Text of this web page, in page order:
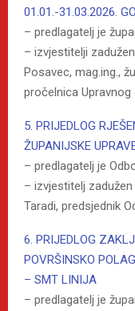
01.01.-31.03.2026.
– predlagatelj je
– izvjestitelji
Posavec, mag.ing.,
pročelnica
5. PRIJEDLOG
ŽUPANIJSKE
– predlagatelj je
– izvjestitelj
Taradi, predsjednik
6. PRIJEDLOG
POVRŠINSKO
– SMT LINIJA
– predlagatelj je